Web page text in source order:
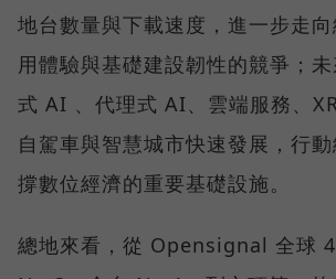
地台數量與下載速度，進一步走
用體驗與基礎建設韌性的競爭；
式 AI 、代理式 AI、雲端服務、
自駕車與智慧城市快速發展，行
撐數位經濟的重要基礎設施。
總地來看，從 Opensignal 全球